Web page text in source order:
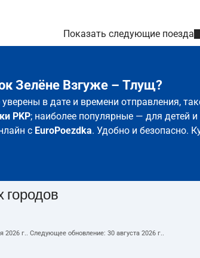
Показать следующие поезда
Зелёне Взгуже – Тлущ?
в дате и времени отправления,
PKP; наиболее популярные — для детей
с EuroPoezdka. Удобно и безопасно.
городов
2026 г.. Следующее обновление: 30 августа 2026 г..